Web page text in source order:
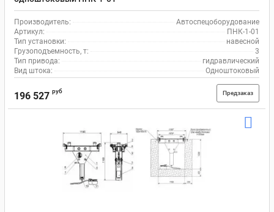
Производитель:
Автоспецоборудование
Артикул:
ПНК-1-01
Тип установки:
навесной
Грузоподъемность, т:
3
Тип привода:
гидравлический
Вид штока:
Одноштоковый
196 527 руб Предзаказ